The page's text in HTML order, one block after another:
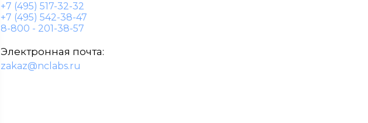
+7 (495) 517-32-32
+7 (495) 542-38-47
8-800 - 201-38-57
Электронная почта:
zakaz@nclabs.ru